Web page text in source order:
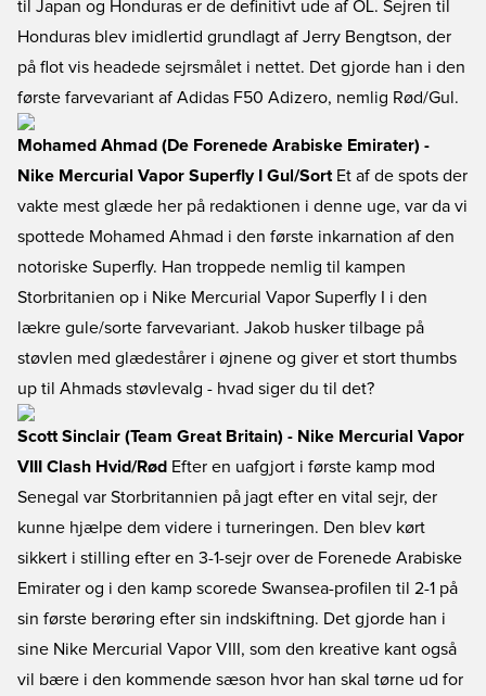
til Japan og Honduras er de definitivt ude af OL. Sejren til
Honduras blev imidlertid grundlagt af Jerry Bengtson, der
på flot vis headede sejrsmålet i nettet. Det gjorde han i den
første farvevariant af Adidas F50 Adizero, nemlig Rød/Gul.
Mohamed Ahmad (De Forenede Arabiske Emirater) -
Nike Mercurial Vapor Superfly I Gul/Sort Et af de spots der
vakte mest glæde her på redaktionen i denne uge, var da vi
spottede Mohamed Ahmad i den første inkarnation af den
notoriske Superfly. Han troppede nemlig til kampen
Storbritanien op i Nike Mercurial Vapor Superfly I i den
lækre gule/sorte farvevariant. Jakob husker tilbage på
støvlen med glædestårer i øjnene og giver et stort thumbs
up til Ahmads støvlevalg - hvad siger du til det?
Scott Sinclair (Team Great Britain) - Nike Mercurial Vapor
VIII Clash Hvid/Rød Efter en uafgjort i første kamp mod
Senegal var Storbritannien på jagt efter en vital sejr, der
kunne hjælpe dem videre i turneringen. Den blev kørt
sikkert i stilling efter en 3-1-sejr over de Forenede Arabiske
Emirater og i den kamp scorede Swansea-profilen til 2-1 på
sin første berøring efter sin indskiftning. Det gjorde han i
sine Nike Mercurial Vapor VIII, som den kreative kant også
vil bære i den kommende sæson hvor han skal tørne ud for